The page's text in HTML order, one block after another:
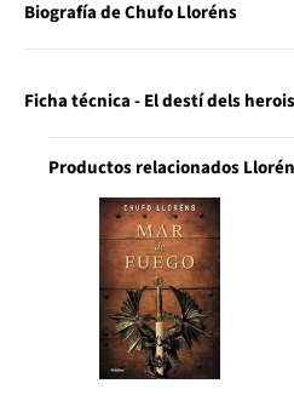
Biografía de Chufo Lloréns
Ficha técnica - El destí dels herois
Productos relacionados